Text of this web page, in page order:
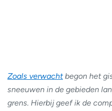
Zoals verwachtbegon het
sneeuwen in de gebieden
grens. Hierbij geef ik de